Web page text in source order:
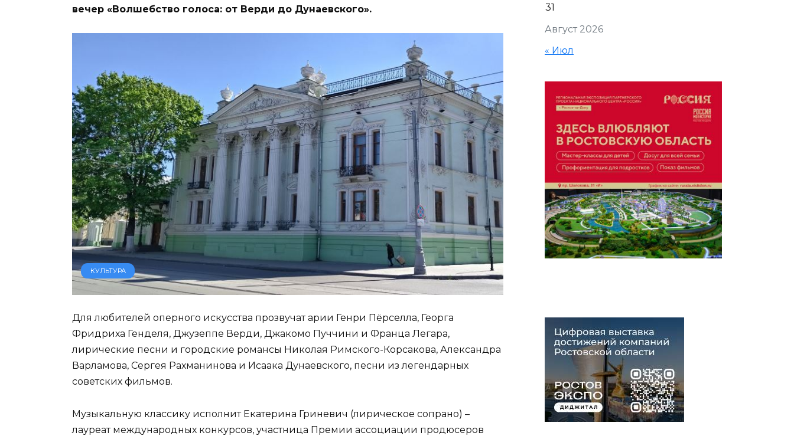
вечер «Волшебство голоса: от Верди до Дунаевского».
КУЛЬТУРА
Для любителей оперного искусства прозвучат арии Генри Пёрселла, Георга
Фридриха Генделя, Джузеппе Верди, Джакомо Пуччини и Франца Легара,
лирические песни и городские романсы Николая Римского-Корсакова, Александра
Варламова, Сергея Рахманинова и Исаака Дунаевского, песни из легендарных
советских фильмов.
Музыкальную классику исполнит Екатерина Гриневич (лирическое сопрано) –
лауреат международных конкурсов, участница Премии ассоциации продюсеров
Август 2026
31
« Июл